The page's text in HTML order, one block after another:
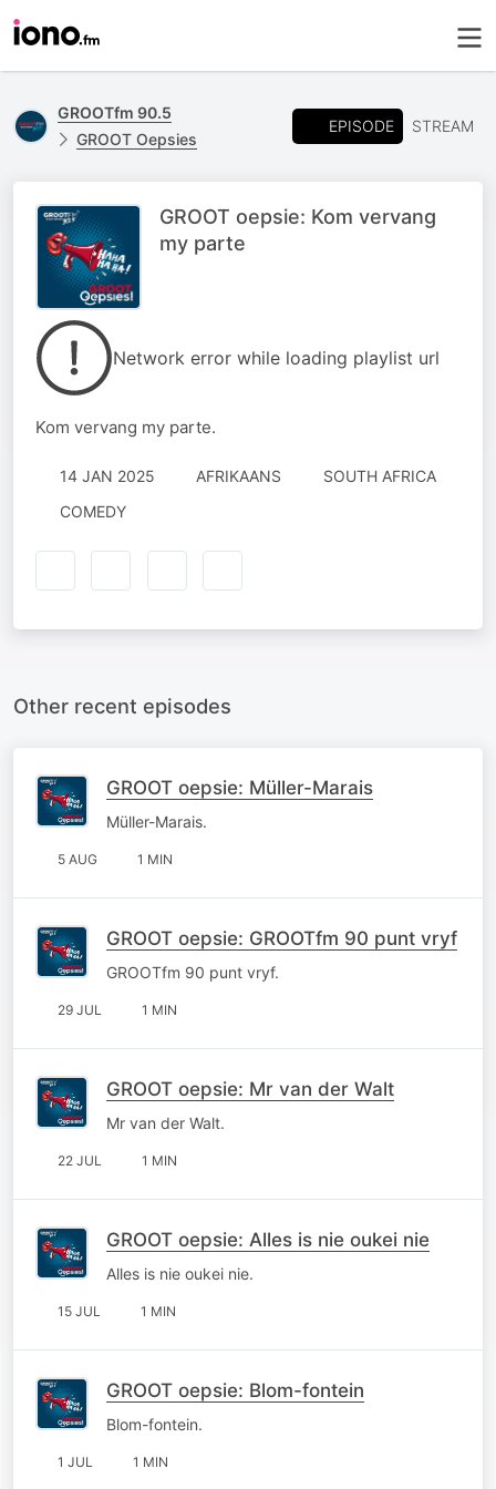
GROOTfm 90.5
GROOT Oepsies
EPISODE STREAM
GROOT oepsie: Kom vervang
my parte
Network error while loading playlist url
Kom vervang my parte.
14 JAN 2025 AFRIKAANS
SOUTH AFRICA
COMEDY
Other recent episodes
GROOT oepsie: Müller-Marais
Müller-Marais.
5 AUG 1 MIN
GROOT oepsie: GROOTfm 90 punt vryf
GROOTfm 90 punt vryf.
29 JUL 1 MIN
GROOT oepsie: Mr van der Walt
Mr van der Walt.
22 JUL 1 MIN
GROOT oepsie: Alles is nie oukei nie
Alles is nie oukei nie.
15 JUL 1 MIN
GROOT oepsie: Blom-fontein
Blom-fontein.
1 JUL 1 MIN